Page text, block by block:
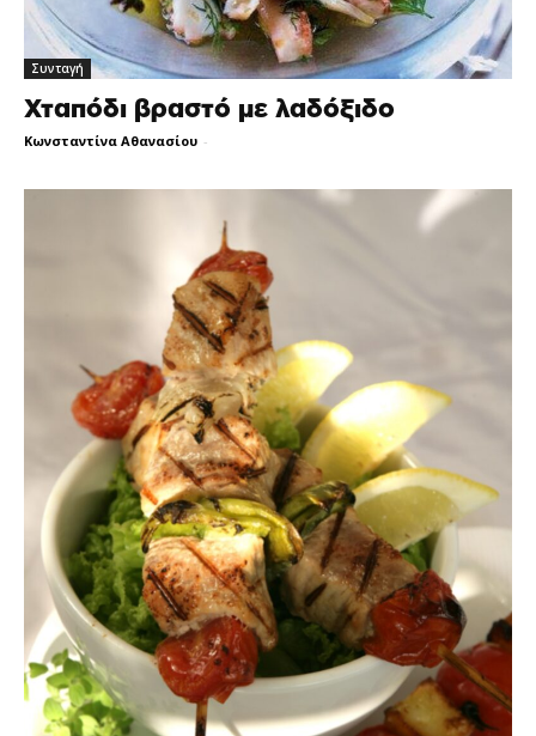
Συνταγή
Χταπόδι βραστό με λαδόξιδο
Κωνσταντίνα Αθανασίου -